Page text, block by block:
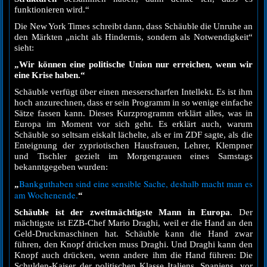
funktionieren wird.“
Die New York Times schreibt dann, dass Schäuble die Unruhe an
den Märkten „nicht als Hindernis, sondern als Notwendigkeit“
sieht:
„Wir können eine politische Union nur erreichen, wenn wir
eine Krise haben.“
Schäuble verfügt über einen messerscharfen Intellekt. Es ist ihm
hoch anzurechnen, dass er sein Programm in so wenige einfache
Sätze fassen kann. Dieses Kurzprogramm erklärt alles, was in
Europa im Moment vor sich geht. Es erklärt auch, warum
Schäuble so seltsam eiskalt lächelte, als er im ZDF sagte, als die
Enteignung der zypriotischen Hausfrauen, Lehrer, Klempner
und Tischler gezielt im Morgengrauen eines Samstags
bekanntgegeben wurden:
„Bankguthaben sind eine sensible Sache, deshalb macht man es
am Wochenende.“
Schäuble ist der zweitmächtigste Mann in Europa. Der
mächtigste ist EZB-Chef Mario Draghi, weil er die Hand an den
Geld-Druckmaschinen hat. Schäuble kann die Hand zwar
führen, den Knopf drücken muss Draghi. Und Draghi kann den
Knopf auch drücken, wenn andere ihm die Hand führen: Die